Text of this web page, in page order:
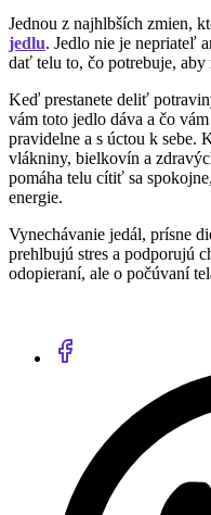
Jednou z najhlbších zmien,
jedlu. Jedlo nie je nepriateľ
dať telu to, čo potrebuje,
Keď prestanete deliť
vám toto jedlo dáva a čo
pravidelne a s úctou k sebe.
vlákniny, bielkovín a
pomáha telu cítiť sa
energie.
Vynechávanie jedál, prísne
prehlbujú stres a podporujú
odopieraní, ale o počúvaní